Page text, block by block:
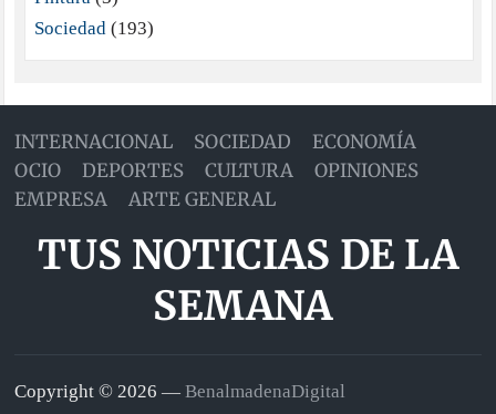
Sociedad(193)
INTERNACIONAL SOCIEDAD
ECONOMÍA
OCIO
DEPORTES CULTURA
OPINIONES
EMPRESA
ARTE GENERAL
TUS NOTICIAS DE LA
SEMANA
Copyright © 2026 —BenalmadenaDigital